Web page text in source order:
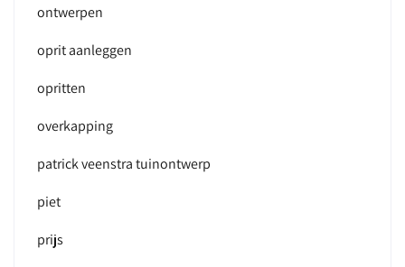
ontwerpen
oprit aanleggen
opritten
overkapping
patrick veenstra tuinontwerp
piet
prijs